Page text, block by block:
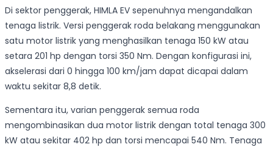
Di sektor penggerak, HIMLA EV sepenuhnya mengandalkan
tenaga listrik. Versi penggerak roda belakang menggunakan
satu motor listrik yang menghasilkan tenaga 150 kW atau
setara 201 hp dengan torsi 350 Nm. Dengan konfigurasi ini,
akselerasi dari 0 hingga 100 km/jam dapat dicapai dalam
waktu sekitar 8,8 detik.
Sementara itu, varian penggerak semua roda
mengombinasikan dua motor listrik dengan total tenaga 300
kW atau sekitar 402 hp dan torsi mencapai 540 Nm. Tenaga